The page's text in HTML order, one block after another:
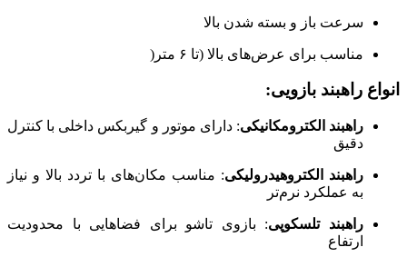
سرعت باز و بسته شدن بالا
مناسب برای عرض‌های بالا (تا ۶ متر(
انواع راهبند بازویی:
راهبند الکترومکانیکی: دارای موتور و گیربکس داخلی با کنترل
دقیق
راهبند الکتروهیدرولیکی: مناسب مکان‌های با تردد بالا و نیاز
به عملکرد نرم‌تر
راهبند تلسکوپی: بازوی تاشو برای فضاهایی با محدودیت
ارتفاع